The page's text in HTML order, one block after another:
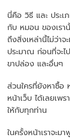
นี่คือ วิธี และ ประ
กับ หมอน ของเรา
ถึงสิ่งเหล่านี้ไม่ว่า
ประมาณ ก่อนที่จะไ
ขาปล่อง และอื่นๆ
ส่วนใครที่ยังหาซื้อ
หน้าเว็บ ได้เลยเพรา
ให้กับทุกท่าน
ในครั้งหน้าเราจะ